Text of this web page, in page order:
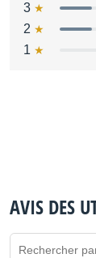
3
2
1
AVIS DES